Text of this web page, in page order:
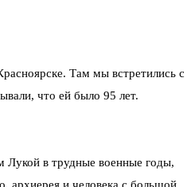
Там мы встретились с
что ей было 95 лет.
Лукой в трудные военные годы,
архиерея и человека с большой